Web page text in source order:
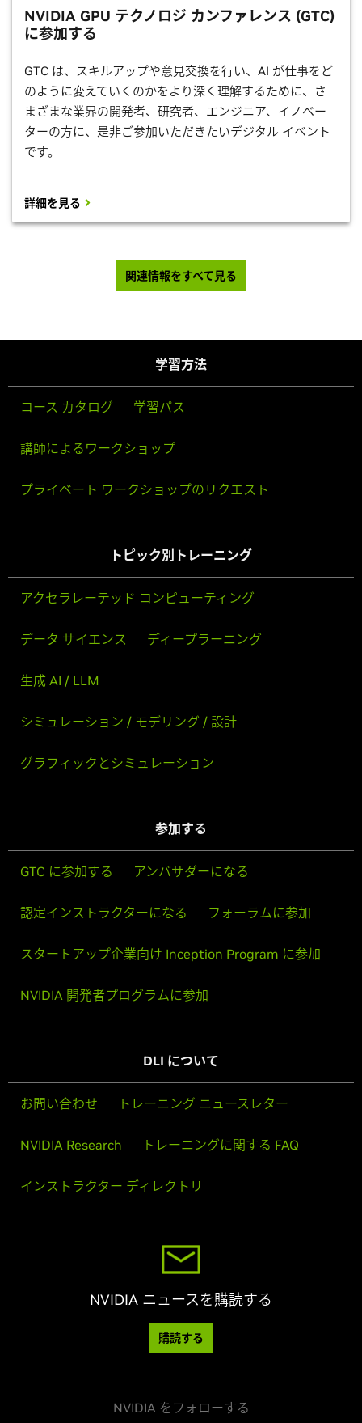
NVIDIA GPU テクノロジ カンファレンス (GTC)
に参加する
GTC は、スキルアップや意見交換を行い、AI が仕事をど
のように変えていくのかをより深く理解するために、さ
まざまな業界の開発者、研究者、エンジニア、イノベー
ターの方に、是非ご参加いただきたいデジタル イベント
です。
詳細を見る
関連情報をすべて見る
学習方法
コース カタログ 学習パス
講師によるワークショップ
プライベート ワークショップのリクエスト
トピック別トレーニング
アクセラレーテッド コンピューティング
データ サイエンス ディープラーニング
生成 AI / LLM
シミュレーション / モデリング / 設計
グラフィックとシミュレーション
参加する
GTC に参加する アンバサダーになる
認定インストラクターになる フォーラムに参加
スタートアップ企業向け Inception Program に参加
NVIDIA 開発者プログラムに参加
DLI について
お問い合わせ トレーニング ニュースレター
NVIDIA Research トレーニングに関する FAQ
インストラクター ディレクトリ
NVIDIA ニュースを購読する
購読する
NVIDIA をフォローする